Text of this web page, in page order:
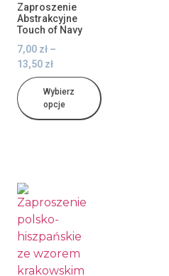
Zaproszenie
Abstrakcyjne
Touch of Navy
7,00 zł –
13,50 zł
Wybierz
opcje